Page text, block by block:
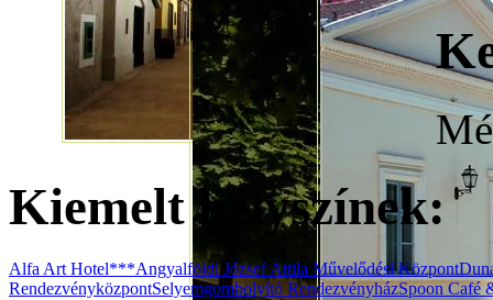
Kiemelt helyszínek:
Alfa Art Hotel***Angyalföldi József Attila Művelődési Központ
RendezvényközpontSelyemgombolyító RendezvényházSpoon Café